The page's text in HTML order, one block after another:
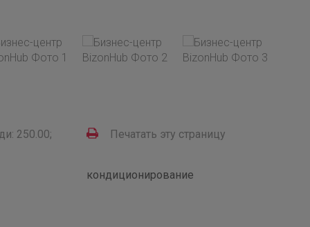
250.00;
Печатать эту страницу
кондиционирование